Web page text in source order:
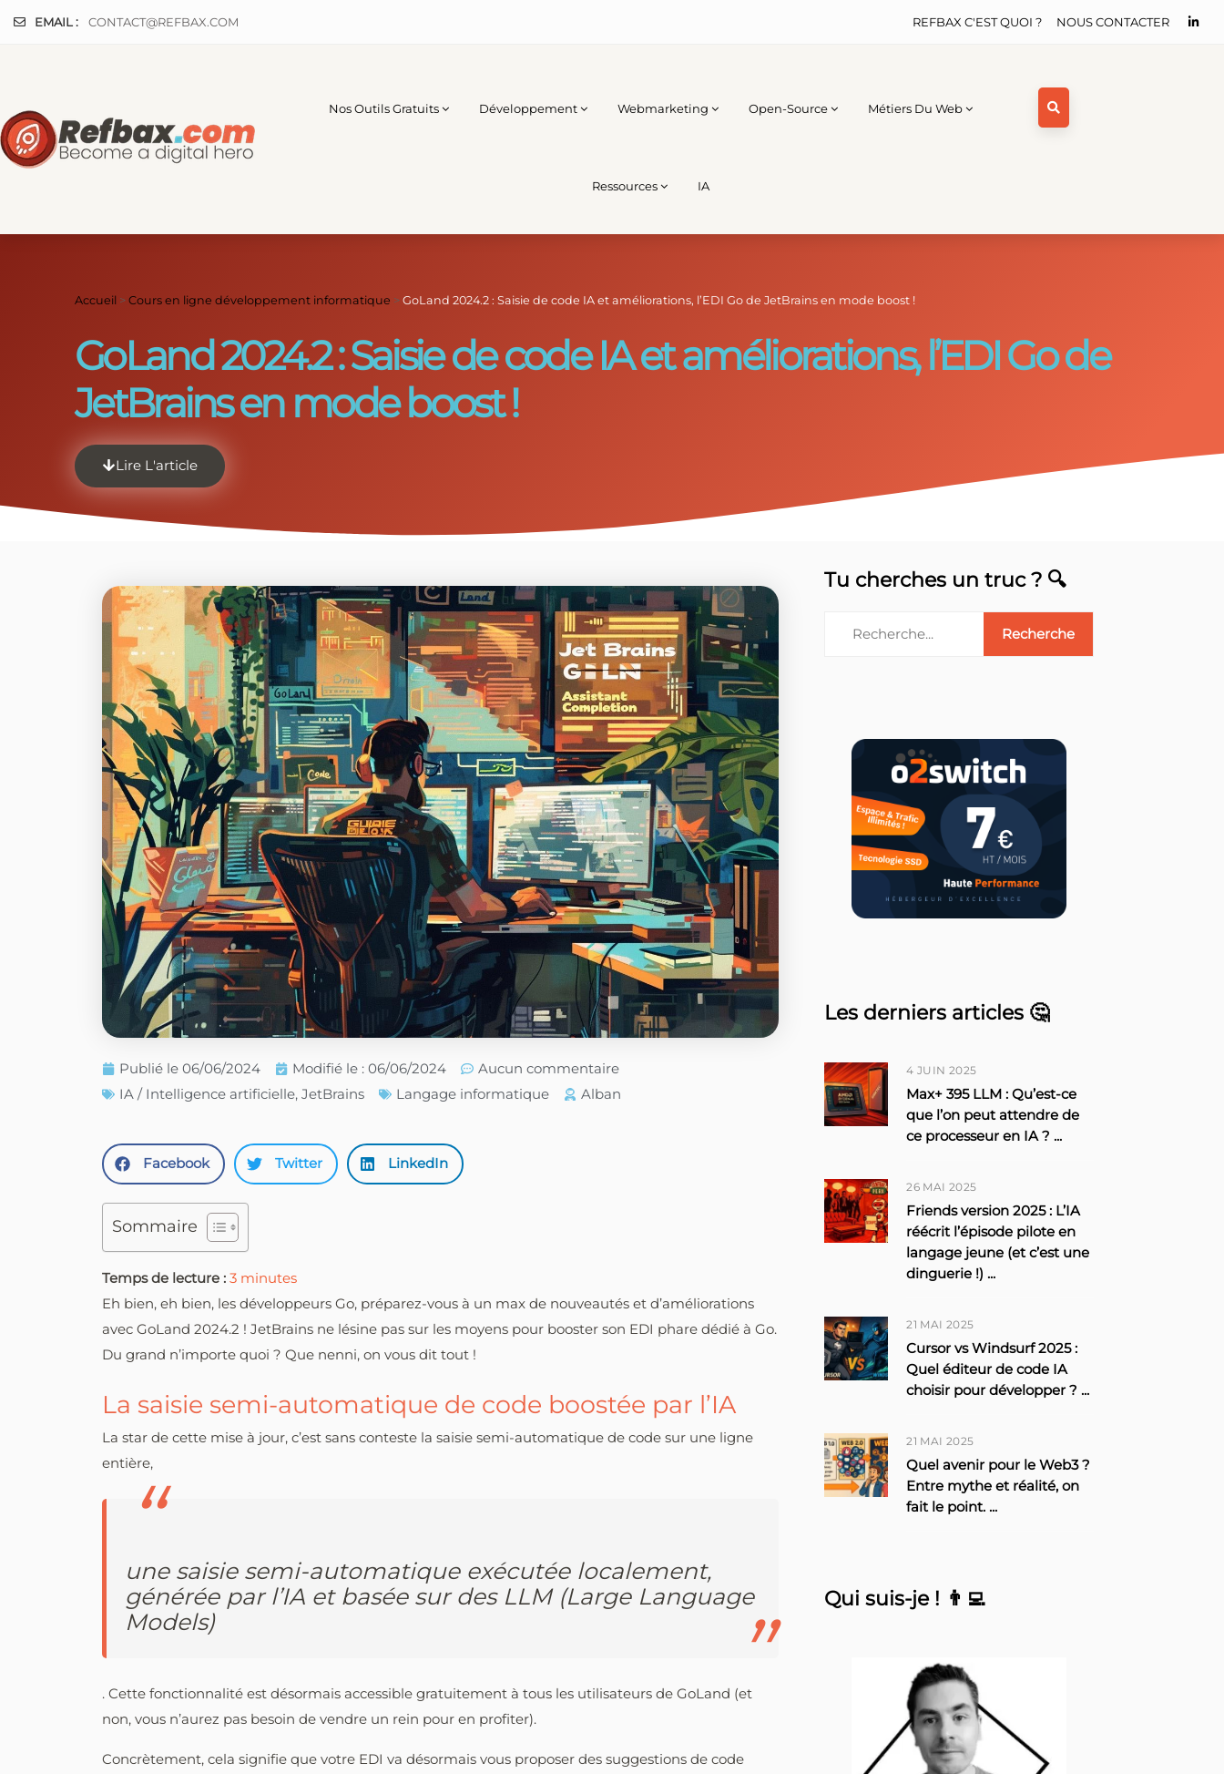
EMAIL : CONTACT@REFBAX.COM NOUS CONTACTER
REFBAX C'EST QUOI ?
Nos Outils Gratuits Développement Webmarketing Open-Source Métiers Du Web
Ressources IA
Accueil > Cours en ligne développement informatique > GoLand 2024.2 : Saisie de code IA et améliorations, l’EDI Go de JetBrains en mode boost !
GoLand 2024.2 : Saisie de code IA et améliorations, l’EDI Go de
JetBrains en mode boost !
Lire L'article
Publié le 06/06/2024 Modifié le : 06/06/2024
Aucun commentaire
IA / Intelligence artificielle, JetBrains Langage informatique Alban
Facebook Twitter LinkedIn
Sommaire
Temps de lecture : 3 minutes
Eh bien, eh bien, les développeurs Go, préparez-vous à un max de nouveautés et d’améliorations
avec GoLand 2024.2 ! JetBrains ne lésine pas sur les moyens pour booster son EDI phare dédié à Go.
Du grand n’importe quoi ? Que nenni, on vous dit tout !
La saisie semi-automatique de code boostée par l’IA
La star de cette mise à jour, c’est sans conteste la saisie semi-automatique de code sur une ligne
entière,
une saisie semi-automatique exécutée localement,
générée par l’IA et basée sur des LLM (Large Language
Models)
. Cette fonctionnalité est désormais accessible gratuitement à tous les utilisateurs de GoLand (et
non, vous n’aurez pas besoin de vendre un rein pour en profiter).
Concrètement, cela signifie que votre EDI va désormais vous proposer des suggestions de code
Tu cherches un truc ? 🔍
Les derniers articles 🤔
4 JUIN 2025
Max+ 395 LLM : Qu’est-ce
que l’on peut attendre de
ce processeur en IA ? ...
26 MAI 2025
Friends version 2025 : L’IA
réécrit l’épisode pilote en
langage jeune (et c’est une
dinguerie !) ...
21 MAI 2025
Cursor vs Windsurf 2025 :
Quel éditeur de code IA
choisir pour développer ? ...
21 MAI 2025
Quel avenir pour le Web3 ?
Entre mythe et réalité, on
fait le point. ...
Qui suis-je ! 👨‍💻